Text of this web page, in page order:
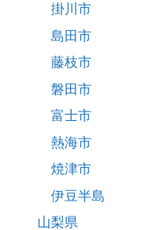
掛川市
島田市
藤枝市
磐田市
富士市
熱海市
焼津市
伊豆半島
山梨県